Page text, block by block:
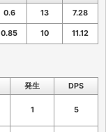
0.6 13 7.28
0.85 10 11.12
発生
DPS
1 5